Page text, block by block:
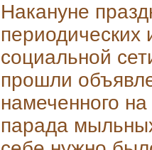
Накануне
периодических
социальной
прошли
намеченного
парада